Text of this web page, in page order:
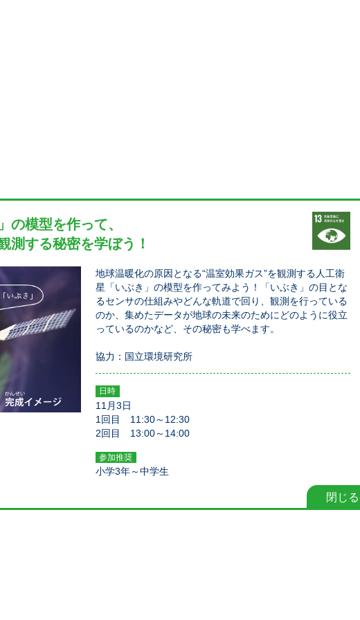
の模型を作って、
測する秘密を学ぼう！
地球温暖化の原因となる“温室効果ガス”を観測する人工衛
星「いぶき」の模型を作ってみよう！「いぶき」の目とな
るセンサの仕組みやどんな軌道で回り、観測を行っている
のか、集めたデータが地球の未来のためにどのように役立
っているのかなど、その秘密も学べます。
協力：国立環境研究所
日時
11月3日
1回目 11:30～12:30
2回目 13:00～14:00
参加推奨
小学3年～中学生
閉じる